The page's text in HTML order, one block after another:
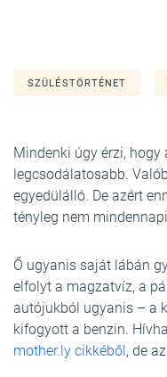
SZÜLÉSTÖRTÉNET
Mindenki úgy érzi, hogy
legcsodálatosabb.
egyedülálló. De azért
tényleg nem
Ő ugyanis saját lábán
elfolyt a magzatvíz, a
autójukból ugyanis – a
kifogyott a benzin.
mother.ly cikkéből, de